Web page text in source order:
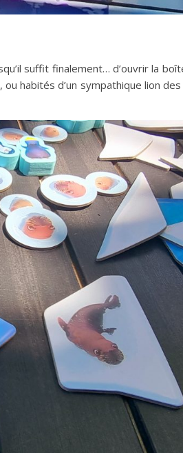
suffit finalement… d’ouvrir la
habités d’un sympathique lion